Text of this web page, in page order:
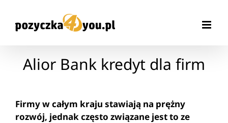
zawartości
Alior Bank kredyt dla firm
Firmy w całym kraju stawiają na prężny
rozwój, jednak często związane jest to ze